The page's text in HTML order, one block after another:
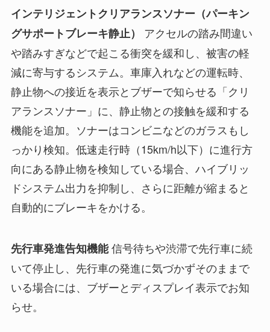
インテリジェントクリアランスソナー（パーキン
グサポートブレーキ静止） アクセルの踏み間違い
や踏みすぎなどで起こる衝突を緩和し、被害の軽
減に寄与するシステム。車庫入れなどの運転時、
静止物への接近を表示とブザーで知らせる「クリ
アランスソナー」に、静止物との接触を緩和する
機能を追加。ソナーはコンビニなどのガラスもし
っかり検知。低速走行時（15km/h以下）に進行方
向にある静止物を検知している場合、ハイブリッ
ドシステム出力を抑制し、さらに距離が縮まると
自動的にブレーキをかける。
先行車発進告知機能信号待ちや渋滞で先行車に続
いて停止し、先行車の発進に気づかずそのままで
いる場合には、ブザーとディスプレイ表示でお知
らせ。